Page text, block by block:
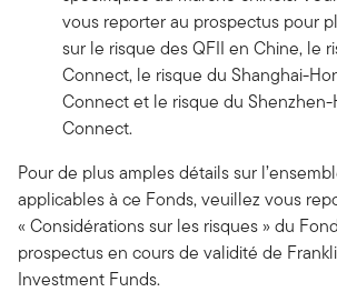
vous reporter au prospectus pour
sur le risque des QFII en Chine, le
Connect, le risque du Shanghai-
Connect et le risque du
Connect.
Pour de plus amples détails sur
applicables à ce Fonds, veuillez vous
« Considérations sur les risques » du
prospectus en cours de validité de
Investment Funds.